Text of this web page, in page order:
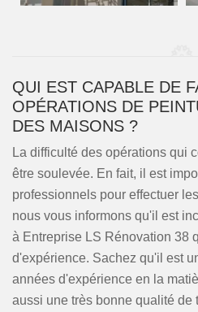
QUI EST CAPABLE DE
OPÉRATIONS DE
DES MAISONS ?
La difficulté des opérations qui
être soulevée. En fait, il est
professionnels pour effectuer
nous vous informons qu'il est
à Entreprise LS Rénovation 38
d'expérience. Sachez qu'il est
années d'expérience en la
aussi une très bonne qualité de